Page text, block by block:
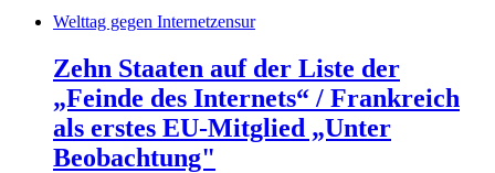
Welttag gegen Internetzensur
Zehn Staaten auf der Liste der
„Feinde des Internets“ / Frankreich
als erstes EU-Mitglied „Unter
Beobachtung"